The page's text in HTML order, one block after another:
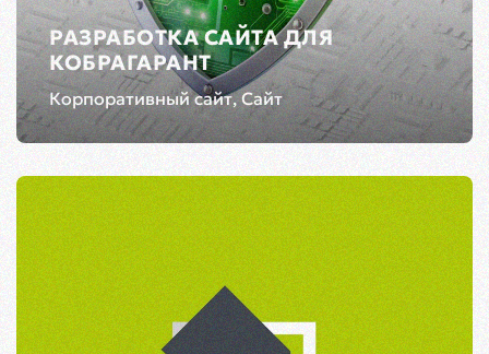
РАЗРАБОТКА САЙТА ДЛЯ
КОБРАГАРАНТ
Корпоративный сайт, Сайт